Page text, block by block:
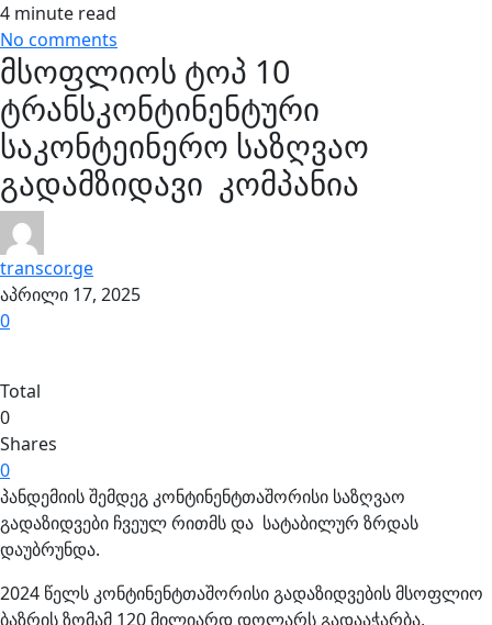
4 minute read
No comments
მსოფლიოს ტოპ 10
ტრანსკონტინენტური
საკონტეინერო საზღვაო
გადამზიდავი კომპანია
transcor.ge
აპრილი 17, 2025
0
Total
0
Shares
0
პანდემიის შემდეგ კონტინენტთაშორისი საზღვაო
გადაზიდვები ჩვეულ რითმს და სატაბილურ ზრდას
დაუბრუნდა.
2024 წელს კონტინენტთაშორისი გადაზიდვების მსოფლიო
ბაზრის ზომამ 120 მილიარდ დოლარს გადააჭარბა,